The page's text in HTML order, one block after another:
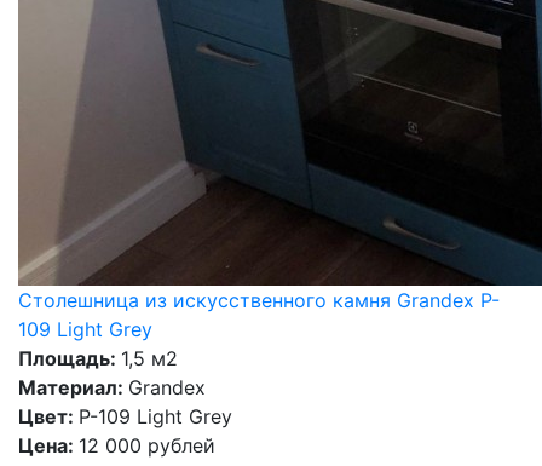
Столешница из искусственного камня Grandex P-
109 Light Grey
Площадь: 1,5 м2
Материал: Grandex
Цвет: P-109 Light Grey
Цена: 12 000 рублей